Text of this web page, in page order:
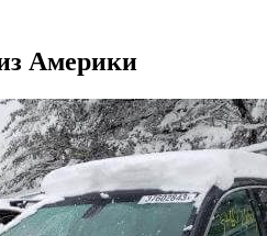
Америки